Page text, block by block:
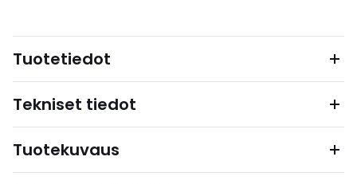
Tuotetiedot
Tekniset tiedot
Tuotekuvaus